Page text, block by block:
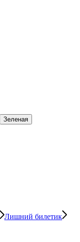
Зеленая
Лишний билетик